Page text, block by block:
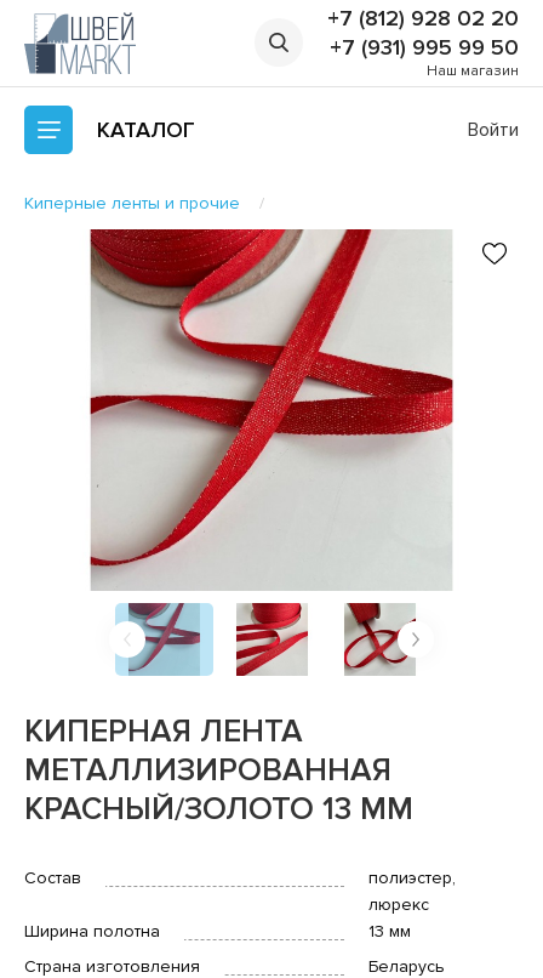
+7 (812) 928 02 20
+7 (931) 995 99 50
Наш магазин
КАТАЛОГ Войти
Киперные ленты и прочие
КИПЕРНАЯ ЛЕНТА
МЕТАЛЛИЗИРОВАННАЯ
КРАСНЫЙ/ЗОЛОТО 13 ММ
Состав
полиэстер,
люрекс
Ширина полотна
13 мм
Страна изготовления
Беларусь